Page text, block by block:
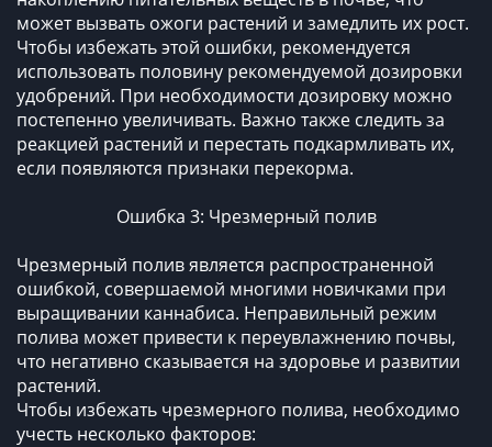
может вызвать ожоги растений и замедлить их рост.
Чтобы избежать этой ошибки, рекомендуется
использовать половину рекомендуемой дозировки
удобрений. При необходимости дозировку можно
постепенно увеличивать. Важно также следить за
реакцией растений и перестать подкармливать их,
если появляются признаки перекорма.
Ошибка 3: Чрезмерный полив
Чрезмерный полив является распространенной
ошибкой, совершаемой многими новичками при
выращивании каннабиса. Неправильный режим
полива может привести к переувлажнению почвы,
что негативно сказывается на здоровье и развитии
растений.
Чтобы избежать чрезмерного полива, необходимо
учесть несколько факторов: